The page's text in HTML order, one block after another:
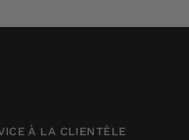
À LA CLIENTÈLE